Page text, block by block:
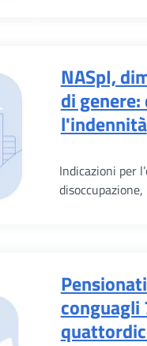
NASpI,
di
l'indennità
Indicazioni per
conguagli